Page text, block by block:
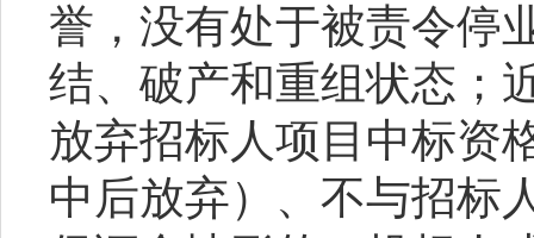
誉，没有处于被责令停
结、破产和重组状态；
放弃招标人项目中标资
中后放弃）、不与招标